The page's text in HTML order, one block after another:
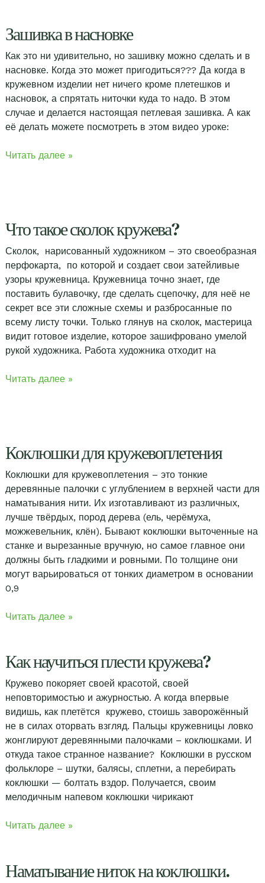
Зашивка в насновке
Как это ни удивительно, но зашивку можно сделать и в
насновке. Когда это может пригодиться??? Да когда в
кружевном изделии нет ничего кроме плетешков и
насновок, а спрятать ниточки куда то надо. В этом
случае и делается настоящая петлевая зашивка. А как
её делать можете посмотреть в этом видео уроке:
Зашивка
Читать далее »
Что такое сколок кружева?
Сколок, нарисованный художником – это своеобразная
перфокарта, по которой и создает свои затейливые
узоры кружевница. Кружевница точно знает, где
поставить булавочку, где сделать сцепочку, для неё не
секрет все эти сложные схемы и разбросанные по
всему листу точки. Только глянув на сколок, мастерица
видит готовое изделие, которое зашифровано умелой
рукой художника. Работа художника отходит на
Что
Читать далее »
Коклюшки для кружевоплетения
Коклюшки для кружевоплетения – это тонкие
деревянные палочки с углублением в верхней части для
наматывания нити. Их изготавливают из различных,
лучше твёрдых, пород дерева (ель, черёмуха,
можжевельник, клён). Бывают коклюшки выточенные на
станке и вырезанные вручную, но самое главное они
должны быть гладкими и ровными. По толщине они
могут варьироваться от тонких диаметром в основании
0,9
Коклюшки
Читать далее »
Как научиться плести кружева?
Кружево покоряет своей красотой, своей
неповторимостью и ажурностью. А когда впервые
видишь, как плетётся кружево, стоишь заворожённый
не в силах оторвать взгляд. Пальцы кружевницы ловко
жонглируют деревянными палочками – коклюшками. И
откуда такое странное название? Коклюшки в русском
фольклоре – шутки, балясы, сплетни, а перебирать
коклюшки — болтать вздор. Получается, своим
мелодичным напевом коклюшки чирикают
Как
кружева?
Читать далее »
Наматывание ниток на коклюшки.